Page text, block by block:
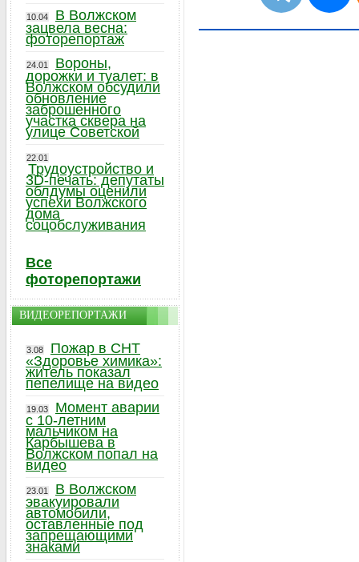
10.04
В Волжском
зацвела весна:
фоторепортаж
24.01
Вороны,
дорожки и туалет: в
Волжском обсудили
обновление
заброшенного
участка сквера на
улице Советской
22.01
Трудоустройство и
3D-печать: депутаты
облдумы оценили
успехи Волжского
дома
соцобслуживания
Все
фоторепортажи
ВИДЕОРЕПОРТАЖИ
3.08
Пожар в СНТ
«Здоровье химика»:
житель показал
пепелище на видео
19.03
Момент аварии
с 10-летним
мальчиком на
Карбышева в
Волжском попал на
видео
23.01
В Волжском
эвакуировали
автомобили,
оставленные под
запрещающими
знаками